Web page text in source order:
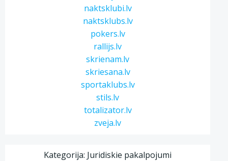
naktsklubi.lv
naktsklubs.lv
pokers.lv
rallijs.lv
skrienam.lv
skriesana.lv
sportaklubs.lv
stils.lv
totalizator.lv
zveja.lv
Kategorija: Juridiskie pakalpojumi